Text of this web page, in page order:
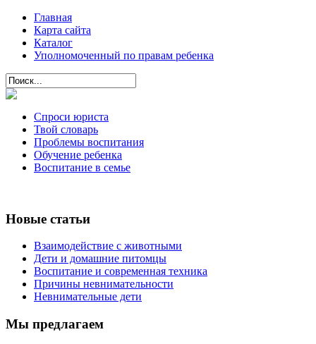
Главная
Карта сайта
Каталог
Уполномоченный по правам ребенка
Спроси юриста
Твой словарь
Проблемы воспитания
Обучение ребенка
Воспитание в семье
Новые статьи
Взаимодействие с животными
Дети и домашние питомцы
Воспитание и современная техника
Причины невнимательности
Невнимательные дети
Мы предлагаем